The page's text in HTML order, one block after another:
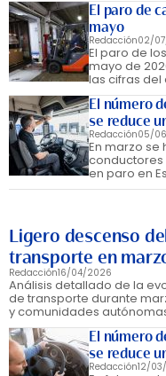
El paro de
mayo
Redacción02/
El paro de
mayo de
las cifras
El número
se reduce
Redacción05/
En marzo se
en paro en
Ligero descenso
transporte en
Redacción16/04/2026
Análisis detallado de la
de transporte durante
y comunidades
El número
se reduce
Redacción12/